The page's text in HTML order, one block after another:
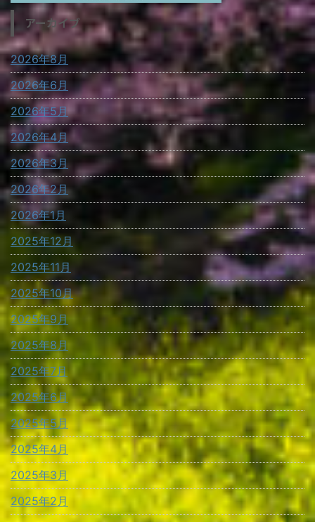
アーカイブ
2026年8月
2026年6月
2026年5月
2026年4月
2026年3月
2026年2月
2026年1月
2025年12月
2025年11月
2025年10月
2025年9月
2025年8月
2025年7月
2025年6月
2025年5月
2025年4月
2025年3月
2025年2月